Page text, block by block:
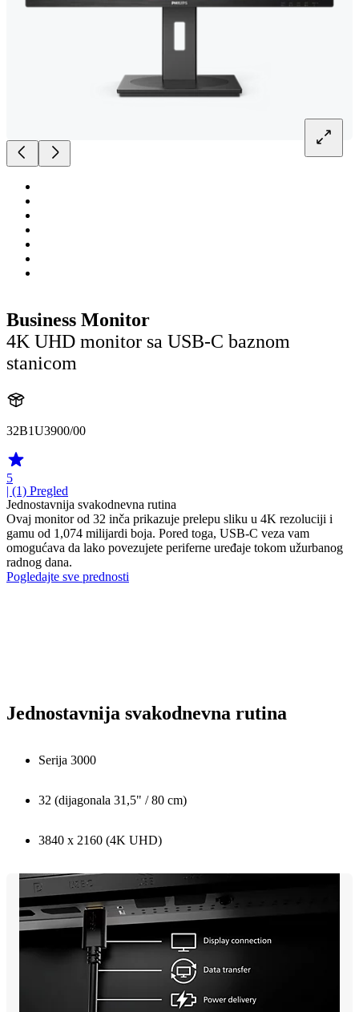
Business Monitor
4K UHD monitor sa USB-C baznom
stanicom
32B1U3900/00
5
| (1) Pregled
Jednostavnija svakodnevna rutina
Ovaj monitor od 32 inča prikazuje prelepu sliku u 4K rezoluciji i
gamu od 1,074 milijardi boja. Pored toga, USB-C veza vam
omogućava da lako povezujete periferne uređaje tokom užurbanog
radnog dana.
Pogledajte sve prednosti
Jednostavnija svakodnevna rutina
Serija 3000
32 (dijagonala 31,5" / 80 cm)
3840 x 2160 (4K UHD)